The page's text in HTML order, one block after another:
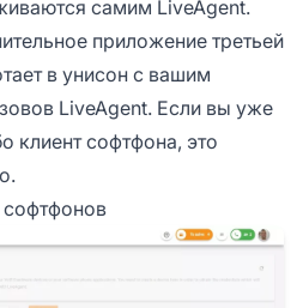
самим LiveAgent.
приложение третьей
в унисон с вашим
LiveAgent. Если вы уже
клиент софтфона, это